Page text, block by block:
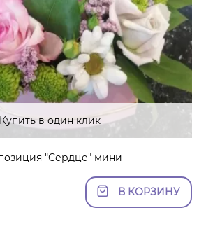
в один клик
"Сердце" мини
В КОРЗИНУ